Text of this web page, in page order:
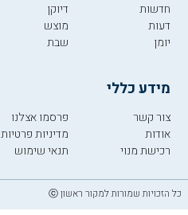
חדשות
דעות
יומן
דיוקן
מוצש
שבת
מידע כללי
צור קשר
אודות
רכישת מנוי
פרסמו אצלנו
מדיניות פרטיות
תנאי שימוש
כל הזכויות שמורות למקור ראשון ⓒ